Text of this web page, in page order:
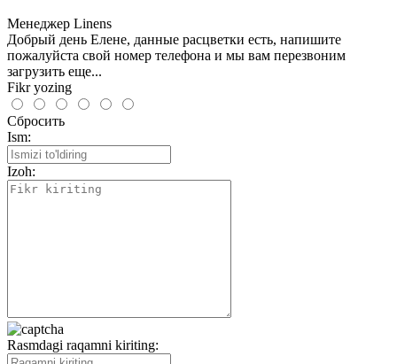
Менеджер Linens
Добрый день Елене, данные расцветки есть, напишите
пожалуйста свой номер телефона и мы вам перезвоним
загрузить еще...
Fikr yozing
Сбросить
Ism:
Izoh:
Rasmdagi raqamni kiriting: